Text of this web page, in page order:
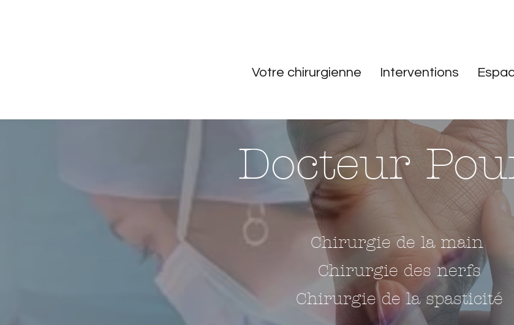
Votre chirurgienne Interventions
Docteur
Chirurgie de la main
Chirurgie des nerfs
Chirurgie de la spasticité